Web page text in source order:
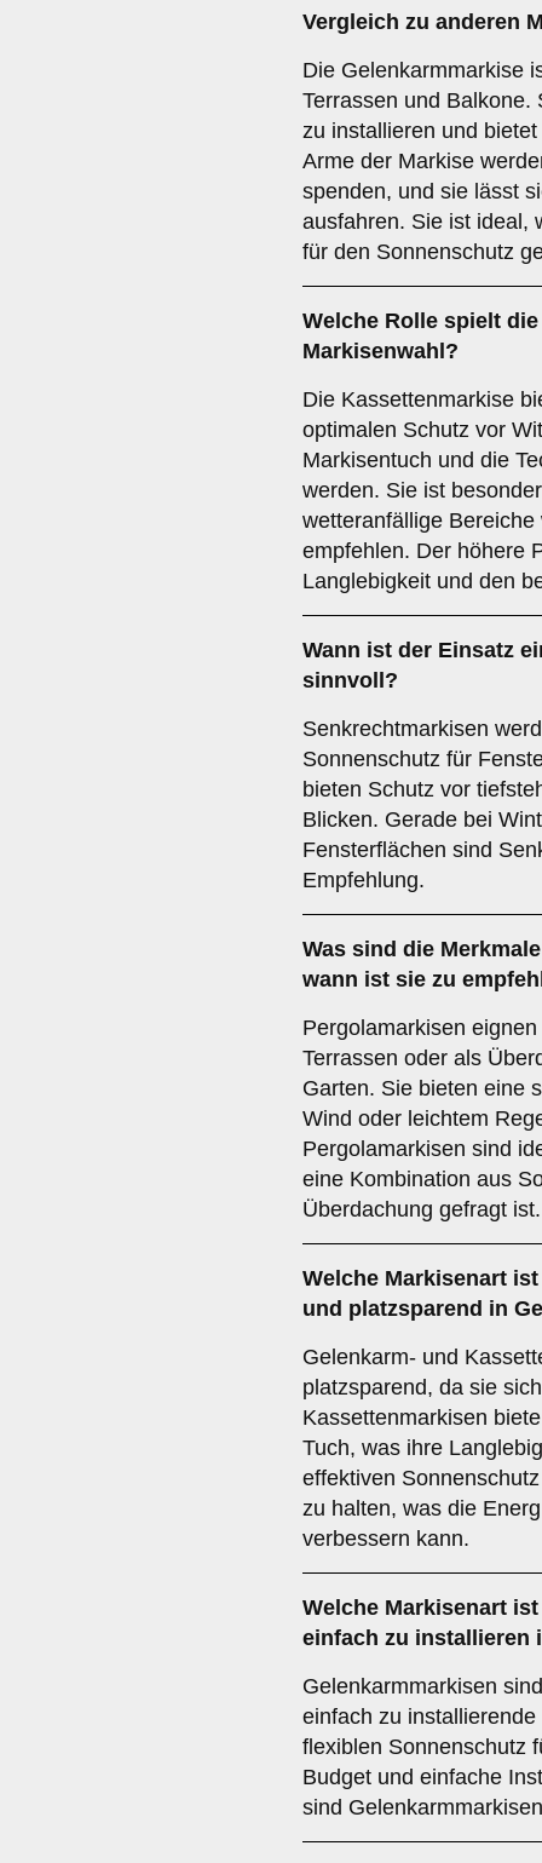
Vergleich zu anderen
Die Gelenkarmmarkise
Terrassen und Balkone.
zu installieren und
Arme der Markise
spenden, und sie lässt
ausfahren. Sie ist ideal,
für den Sonnenschutz
Welche Rolle spielt
Markisenwahl?
Die Kassettenmarkise
optimalen Schutz vor
Markisentuch und die
werden. Sie ist
wetteranfällige
empfehlen. Der höhere
Langlebigkeit und den
Wann ist der Einsatz
sinnvoll?
Senkrechtmarkisen
Sonnenschutz für
bieten Schutz vor
Blicken. Gerade bei
Fensterflächen sind
Empfehlung.
Was sind die
wann ist sie zu
Pergolamarkisen
Terrassen oder als
Garten. Sie bieten eine
Wind oder leichtem
Pergolamarkisen sind
eine Kombination aus
Überdachung gefragt ist.
Welche Markisenart
und platzsparend in
Gelenkarm- und
platzsparend, da sie
Kassettenmarkisen
Tuch, was ihre
effektiven
zu halten, was die
verbessern kann.
Welche Markisenart
einfach zu installieren
Gelenkarmmarkisen
einfach zu
flexiblen Sonnenschutz
Budget und einfache
sind